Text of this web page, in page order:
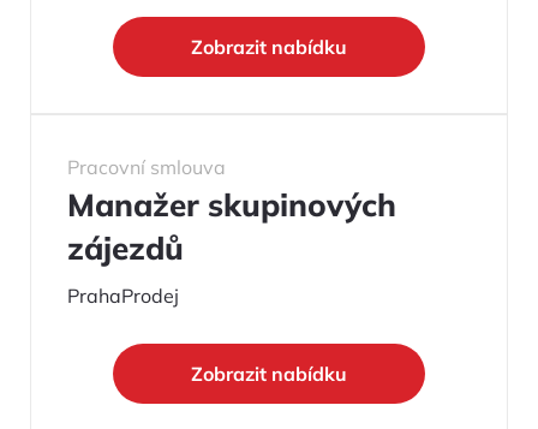
Zobrazit nabídku
Pracovní smlouva
Manažer skupinových
zájezdů
PrahaProdej
Zobrazit nabídku